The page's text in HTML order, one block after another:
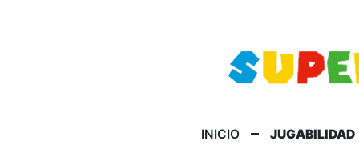
INICIO JUGABILIDAD